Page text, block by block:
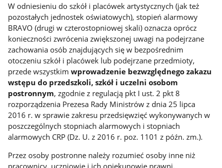
W odniesieniu do szkół i placówek artystycznych (jak też
pozostałych jednostek oświatowych), stopień alarmowy
BRAVO (drugi w czterostopniowej skali) oznacza oprócz
konieczności zwrócenia zwiększonej uwagi na podejrzane
zachowania osób znajdujących się w bezpośrednim
otoczeniu szkół i placówek lub podejrzane przedmioty,
przede wszystkimwprowadzenie bezwzględnego zakazu
wstępu do przedszkoli, szkół i uczelni osobom
postronnym, zgodnie z regulacją pkt I ust. 2 pkt 8
rozporządzenia Prezesa Rady Ministrów z dnia 25 lipca
2016 r. w sprawie zakresu przedsięwzięć wykonywanych w
poszczególnych stopniach alarmowych i stopniach
alarmowych CRP (Dz. U. z 2016 r. poz. 1101 z późn. zm.).
Przez osoby postronne należy rozumieć osoby inne niż
pracownicy, uczniowie i ich opiekunowie prawni.